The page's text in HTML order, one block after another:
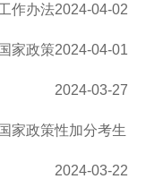
2024-04-02
作办法
2024-04-01
家政策
2024-03-27
家政策性加分考生
2024-03-22